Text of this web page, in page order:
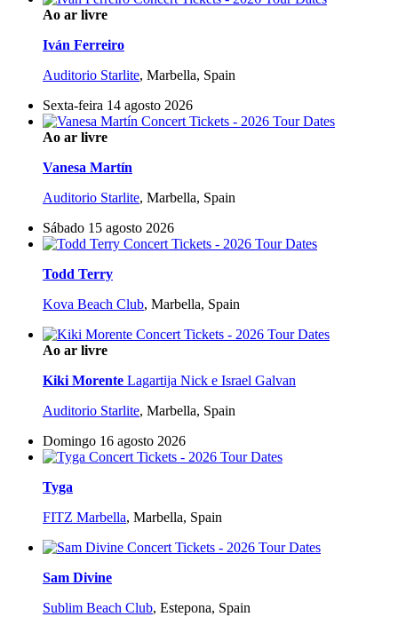
Ao ar livre
Iván Ferreiro
Auditorio Starlite, Marbella, Spain
Sexta-feira 14 agosto 2026
Ao ar livre
Vanesa Martín
Auditorio Starlite, Marbella, Spain
Sábado 15 agosto 2026
Todd Terry
Kova Beach Club, Marbella, Spain
Ao ar livre
Kiki Morente Lagartija Nick e Israel Galvan
Auditorio Starlite, Marbella, Spain
Domingo 16 agosto 2026
Tyga
FITZ Marbella, Marbella, Spain
Sam Divine
Sublim Beach Club, Estepona, Spain